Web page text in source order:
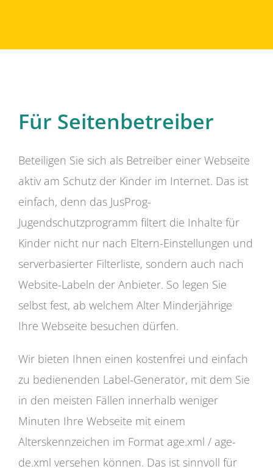
Für Seitenbetreiber
Beteiligen Sie sich als Betreiber einer Webseite
aktiv am Schutz der Kinder im Internet. Das ist
einfach, denn das JusProg-
Jugendschutzprogramm filtert die Inhalte für
Kinder nicht nur nach Eltern-Einstellungen und
serverbasierter Filterliste, sondern auch nach
Website-Labeln der Anbieter. So legen Sie
selbst fest, ab welchem Alter Minderjährige
Ihre Webseite besuchen dürfen.
Wir bieten Ihnen einen kostenfrei und einfach
zu bedienenden Label-Generator, mit dem Sie
in den meisten Fällen innerhalb weniger
Minuten Ihre Webseite mit einem
Alterskennzeichen im Format age.xml / age-
de.xml versehen können. Das ist sinnvoll für